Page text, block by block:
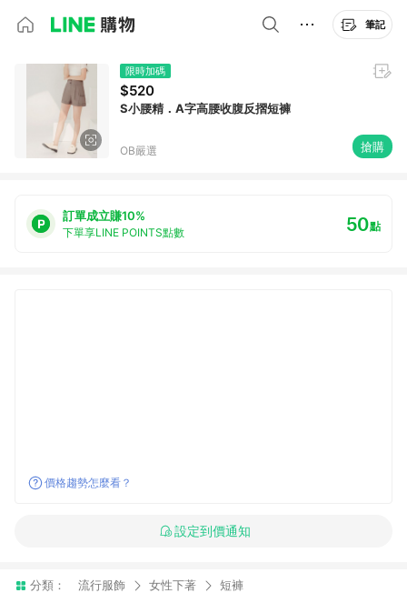
筆記
限時加碼
$520
S小腰精．A字高腰收腹反摺短褲
OB嚴選 搶購
訂單成立賺10%
下單享LINE POINTS點數 50點
價格趨勢怎麼看？
設定到價通知
分類： 流行服飾 女性下著 短褲